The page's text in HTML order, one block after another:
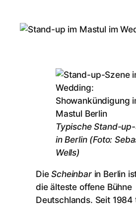
Typische Stand-
in Berlin (Foto:
Wells)
DieScheinbar in Berlin
die älteste offene Bühne
Deutschlands. Seit